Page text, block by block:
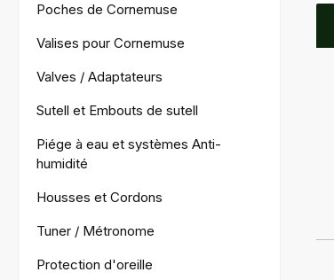
Poches de Cornemuse
Valises pour Cornemuse
Valves / Adaptateurs
Sutell et Embouts de sutell
Piége à eau et systèmes Anti-
humidité
Housses et Cordons
Tuner / Métronome
Protection d'oreille